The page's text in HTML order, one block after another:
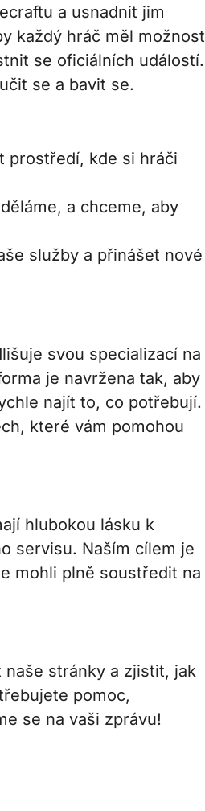
a usnadnit jim
každý hráč měl možnost
se oficiálních událostí.
se a bavit se.
prostředí, kde si hráči
a chceme, aby
služby a přinášet nové
svou specializací na
je navržena tak, aby
najít to, co potřebují.
které vám pomohou
hlubokou lásku k
servisu. Naším cílem je
mohli plně soustředit na
stránky a zjistit, jak
pomoc,
se na vaši zprávu!